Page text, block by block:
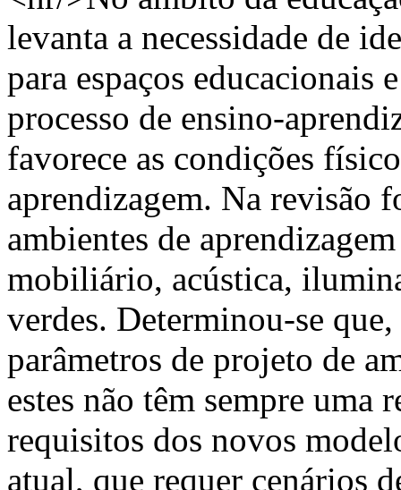
levanta a necessidade de
para espaços educacionais
processo de ensino-
favorece as condições
aprendizagem. Na revisão
ambientes de
mobiliário, acústica,
verdes. Determinou-se
parâmetros de projeto de
estes não têm sempre uma
requisitos dos novos
atual, que requer cenários